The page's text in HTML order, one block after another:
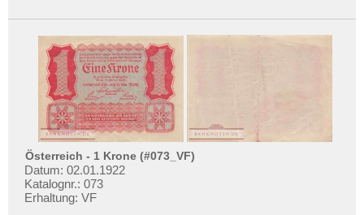
Österreich - 1 Krone (#073_VF)
Datum: 02.01.1922
Katalognr.: 073
Erhaltung: VF